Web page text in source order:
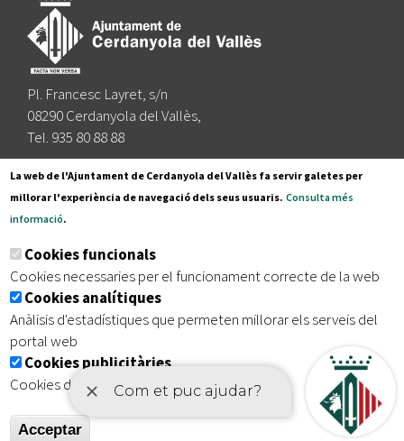
Pl. Francesc Layret, s/n
08290 Cerdanyola del Vallès,
Tel. 935 80 88 88
Segueix-nos a:
Subscriu-te al nostre butlletí
Inici | Avís legal | Protecció de dades
| Accessibilitat
La web de l'Ajuntament de Cerdanyola del Vallès fa servir galetes per
millorar l'experiència de navegació dels seus usuaris. Consulta més
informació.
Cookies funcionals
Cookies necessaries per el funcionament correcte de la web
Cookies analítiques
Anàlisis d'estadístiques que permeten millorar els serveis del
portal web
Cookies publicitàries
Cookies de tercers amb finalitat publicitària
Acceptar